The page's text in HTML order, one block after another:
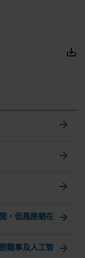
save_alt
arrow_forward
arrow_forward
arrow_forward
，但風險猶在 arrow_forward
戰事及人工智
arrow_forward